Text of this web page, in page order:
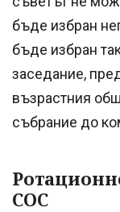
бъде избран
бъде избран
заседание,
възрастния
събрание до
СОС